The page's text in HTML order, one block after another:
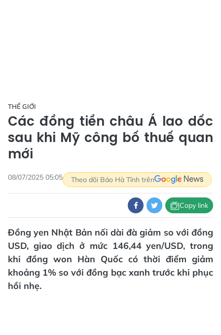
THẾ GIỚI
Các đồng tiền châu Á lao dốc
sau khi Mỹ công bố thuế quan
mới
08/07/2025 05:05 Theo dõi Báo Hà Tĩnh trên
Copy link
Đồng yen Nhật Bản nối dài đà giảm so với đồng
USD, giao dịch ở mức 146,44 yen/USD, trong
khi đồng won Hàn Quốc có thời điểm giảm
khoảng 1% so với đồng bạc xanh trước khi phục
hồi nhẹ.